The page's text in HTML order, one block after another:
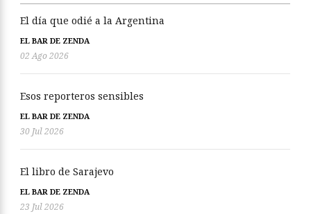
El día que odié a la Argentina
EL BAR DE ZENDA
02 Ago 2026
Esos reporteros sensibles
EL BAR DE ZENDA
30 Jul 2026
El libro de Sarajevo
EL BAR DE ZENDA
23 Jul 2026